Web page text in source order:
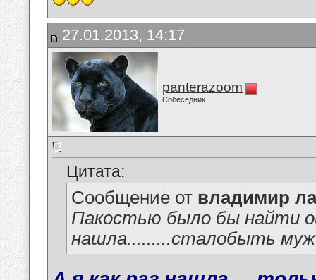
27.01.2013, 14:17
panterazoom
Собеседник
Цитата:
Сообщение от владимир
Пакостью было бы найти
нашла.........сталобыть